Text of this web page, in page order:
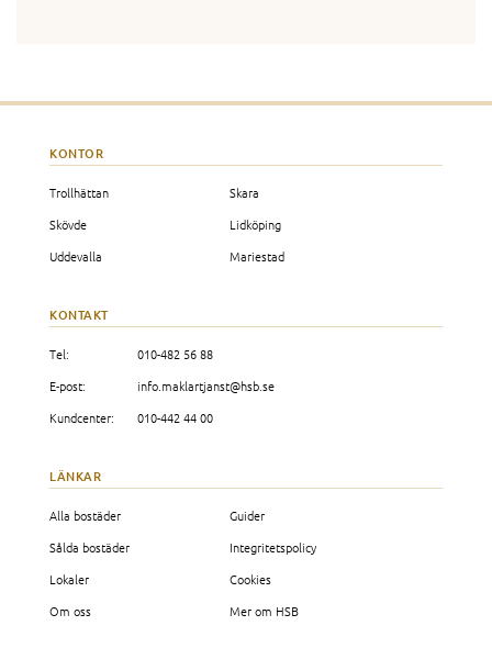
KONTOR
Trollhättan
Skövde
Uddevalla
Skara
Lidköping
Mariestad
KONTAKT
Tel:
010-482 56 88
E-post:
info.maklartjanst@hsb.se
Kundcenter:
010-442 44 00
LÄNKAR
Alla bostäder
Sålda bostäder
Lokaler
Om oss
Guider
Integritetspolicy
Cookies
Mer om HSB